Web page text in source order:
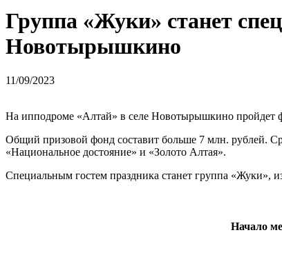
Группа «Жуки» станет
Новотырышкино
11/09/2023
На ипподроме «Алтай» в селе Новотырышкино пройдет
Общий призовой фонд составит больше 7 млн. рублей.
«Национальное достояние» и «Золото Алтая».
Специальным гостем праздника станет группа «Жуки»,
Начало